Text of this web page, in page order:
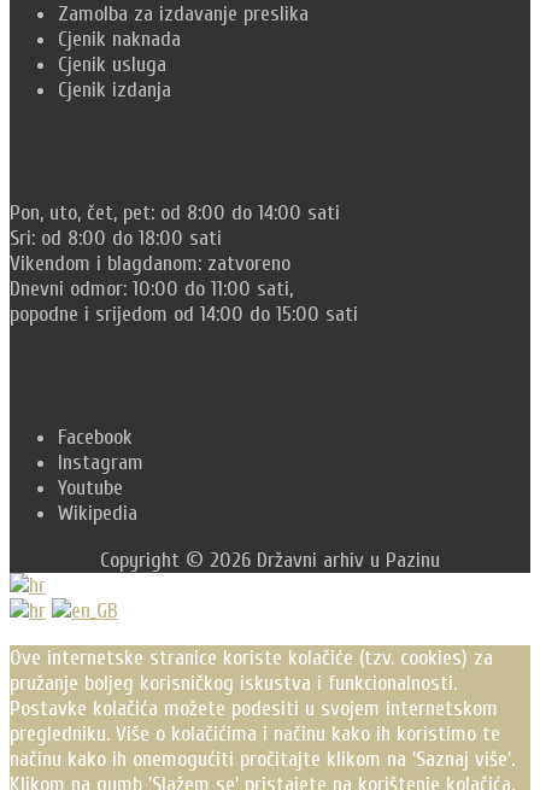
Zamolba za izdavanje preslika
Cjenik naknada
Cjenik usluga
Cjenik izdanja
Pon, uto, čet, pet: od 8:00 do 14:00 sati
Sri: od 8:00 do 18:00 sati
Vikendom i blagdanom: zatvoreno
Dnevni odmor: 10:00 do 11:00 sati,
popodne i srijedom od 14:00 do 15:00 sati
Facebook
Instagram
Youtube
Wikipedia
Copyright © 2026 Državni arhiv u Pazinu
Scroll
Up
Ove internetske stranice koriste kolačiće (tzv. cookies) za
pružanje boljeg korisničkog iskustva i funkcionalnosti.
Postavke kolačića možete podesiti u svojem internetskom
pregledniku. Više o kolačićima i načinu kako ih koristimo te
načinu kako ih onemogućiti pročitajte klikom na 'Saznaj više'.
Klikom na gumb 'Slažem se' pristajete na korištenje kolačića.